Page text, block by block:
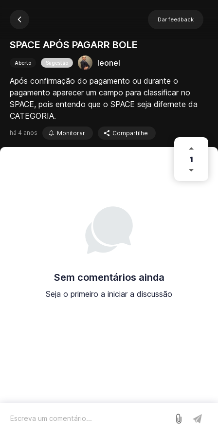
Dar feedback
SPACE APÓS PAGARR BOLE
Aberto Sugestão
leonel
Após confirmação do pagamento ou durante o
pagamento aparecer um campo para classificar no
SPACE, pois entendo que o SPACE seja difernete da
CATEGORIA.
há 4 anos Monitorar Compartilhe
1
Sem comentários ainda
Seja o primeiro a iniciar a discussão
Nós usamos o Sleekplan